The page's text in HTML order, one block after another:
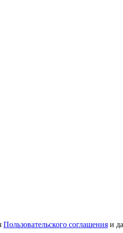
Пользовательского соглашения и